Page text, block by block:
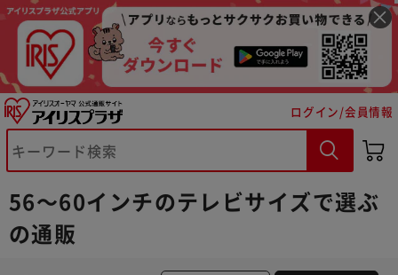
ログイン/会員情報
56～60インチのテレビサイズで選ぶ
の通販
※ご確認ください
カートに入れる